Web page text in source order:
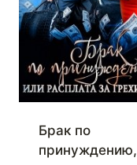
Брак по
принуждению,